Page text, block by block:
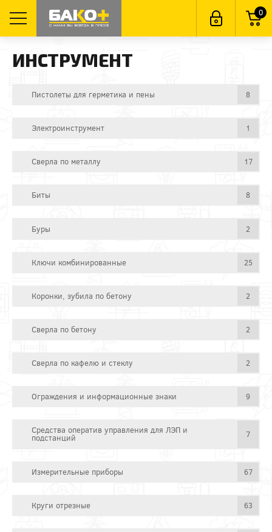
0
ИНСТРУМЕНТ
Пистолеты для герметика и пены 8
Электроинструмент 1
Сверла по металлу 17
Биты 8
Буры 2
Ключи комбинированные 25
Коронки, зубила по бетону 2
Сверла по бетону 2
Сверла по кафелю и стеклу 2
Ограждения и информационные знаки 9
Средства оператив управления для ЛЭП и
подстанций 7
Измерительные приборы 67
Круги отрезные 63